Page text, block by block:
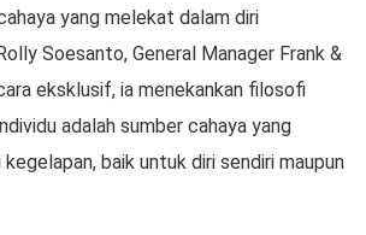
yang melekat dalam diri
Soesanto, General Manager Frank &
eksklusif, ia menekankan filosofi
adalah sumber cahaya yang
baik untuk diri sendiri maupun